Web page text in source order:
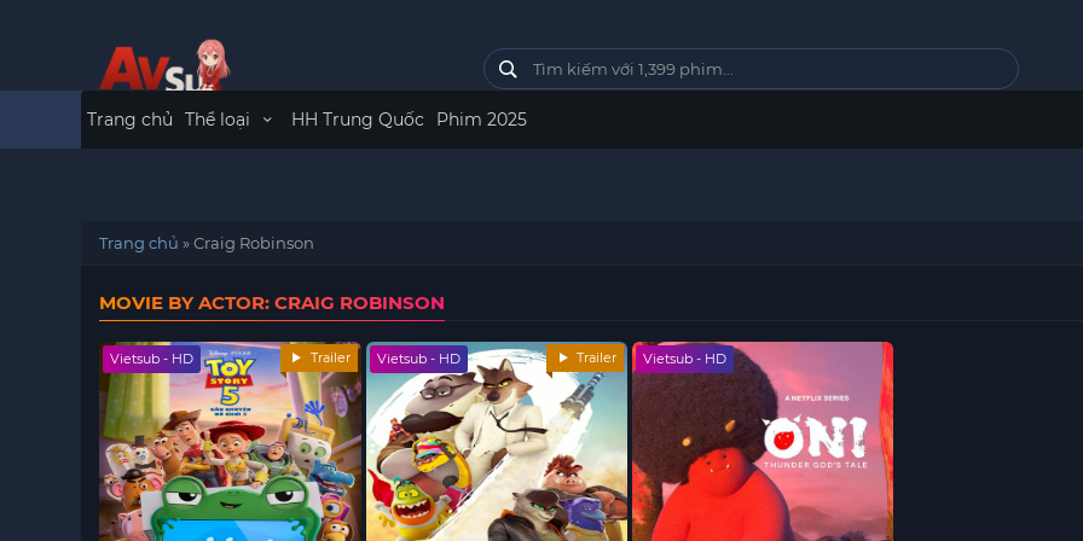
Trang chủ Thể loại HH Trung Quốc Phim 2025
Trang chủ »Craig Robinson
MOVIE BY ACTOR: CRAIG ROBINSON
Vietsub - HD Trailer Vietsub - HD Trailer Vietsub - HD